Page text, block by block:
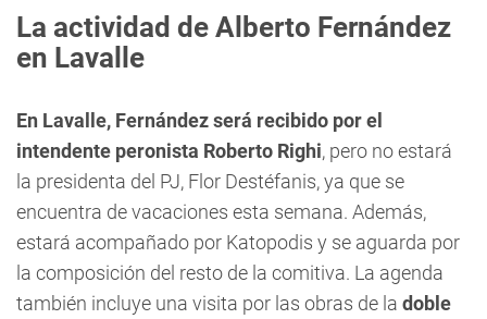
La actividad de Alberto Fernández
en Lavalle
En Lavalle, Fernández será recibido por el
intendente peronista Roberto Righi, pero no estará
la presidenta del PJ, Flor Destéfanis, ya que se
encuentra de vacaciones esta semana. Además,
estará acompañado por Katopodis y se aguarda por
la composición del resto de la comitiva. La agenda
también incluye una visita por las obras de la doble